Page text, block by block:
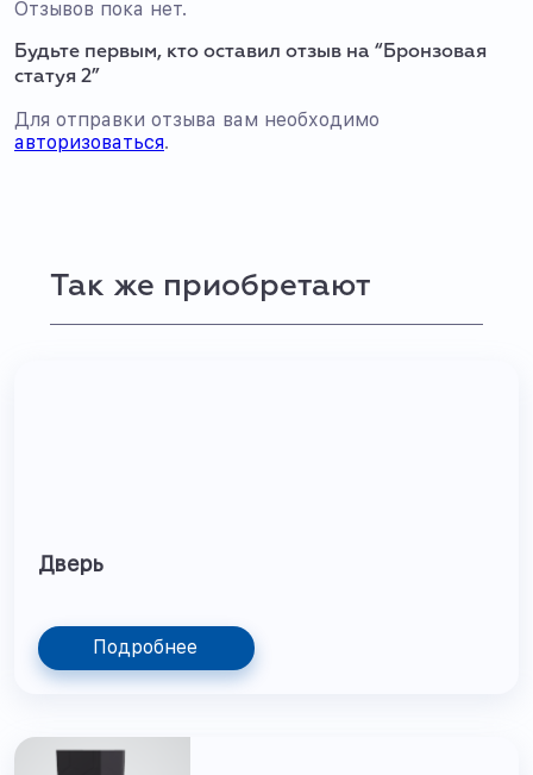
Отзывов пока нет.
Будьте первым, кто оставил отзыв на “Бронзовая
статуя 2”
Для отправки отзыва вам необходимо
авторизоваться.
Так же приобретают
Дверь
Подробнее